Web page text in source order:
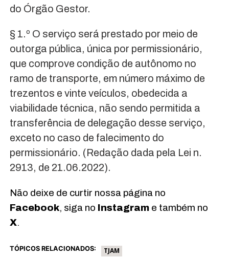
do Órgão Gestor.
§ 1.º O serviço será prestado por meio de
outorga pública, única por permissionário,
que comprove condição de autônomo no
ramo de transporte, em número máximo de
trezentos e vinte veículos, obedecida a
viabilidade técnica, não sendo permitida a
transferência de delegação desse serviço,
exceto no caso de falecimento do
permissionário. (Redação dada pela Lei n.
2913, de 21.06.2022).
Não deixe de curtir nossa página no
Facebook, siga no Instagrame também no
X.
TÓPICOS RELACIONADOS: TJAM